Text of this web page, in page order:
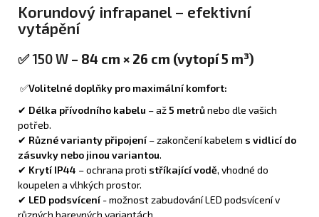
Korundový infrapanel – efektivní
vytápění
✅150 W – 84 cm × 26 cm (vytopí 5 m³)
✅Volitelné doplňky pro maximální komfort:
✔ Délka přívodního kabelu – až5 metrůnebo dle vašich
potřeb.
✔ Různé varianty připojení – zakončení kabelem s vidlicí do
zásuvky nebo jinou variantou.
✔ Krytí IP44 – ochrana proti stříkající vodě, vhodné do
koupelen a vlhkých prostor.
✔ LED podsvícení - možnost zabudování LED podsvícení v
různých barevných variantách.